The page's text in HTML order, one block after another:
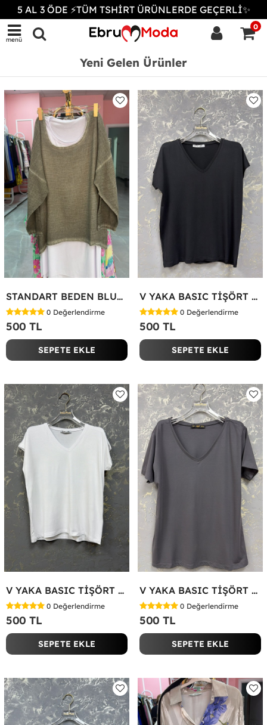
5 AL 3 ÖDE ⚡TÜM TSHİRT ÜRÜNLERDE GEÇERLİ✨
menü
0
Yeni Gelen Ürünler
STANDART BEDEN BLUZ Yeşil
0 Değerlendirme
500 TL
SEPETE EKLE
V YAKA BASIC TİŞÖRT Siyah
0 Değerlendirme
500 TL
SEPETE EKLE
V YAKA BASIC TİŞÖRT Beyaz
0 Değerlendirme
500 TL
SEPETE EKLE
V YAKA BASIC TİŞÖRT Antrasit
0 Değerlendirme
500 TL
SEPETE EKLE